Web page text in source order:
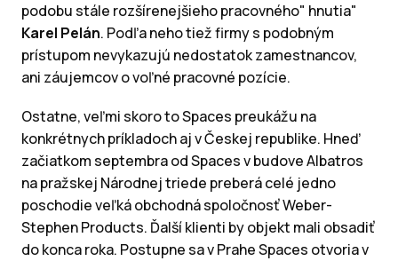
podobu stále rozšírenejšieho pracovného" hnutia"
Karel Pelán. Podľa neho tiež firmy s podobným
prístupom nevykazujú nedostatok zamestnancov,
ani záujemcov o voľné pracovné pozície.
Ostatne, veľmi skoro to Spaces preukážu na
konkrétnych príkladoch aj v Českej republike. Hneď
začiatkom septembra od Spaces v budove Albatros
na pražskej Národnej triede preberá celé jedno
poschodie veľká obchodná spoločnosť Weber-
Stephen Products. Ďalší klienti by objekt mali obsadiť
do konca roka. Postupne sa v Prahe Spaces otvoria v